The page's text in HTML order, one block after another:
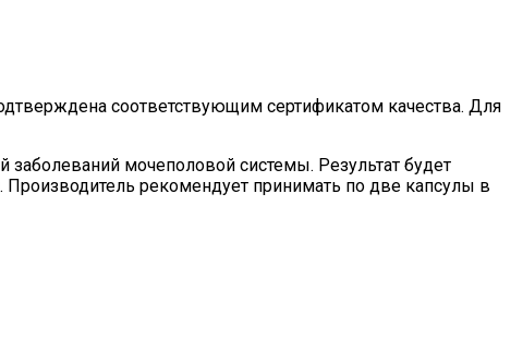
соответствующим сертификатом качества. Для
заболеваний мочеполовой системы. Результат будет
рекомендует принимать по две капсулы в